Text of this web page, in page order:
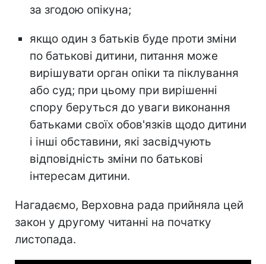
за згодою опікуна;
якщо один з батьків буде проти зміни
по батькові дитини, питання може
вирішувати орган опіки та піклування
або суд; при цьому при вирішенні
спору беруться до уваги виконання
батьками своїх обов'язків щодо дитини
і інші обставини, які засвідчують
відповідність зміни по батькові
інтересам дитини.
Нагадаємо, Верховна рада прийняла цей
закон у другому читанні на початку
листопада.